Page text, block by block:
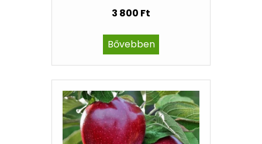
3 800 Ft
Bővebben